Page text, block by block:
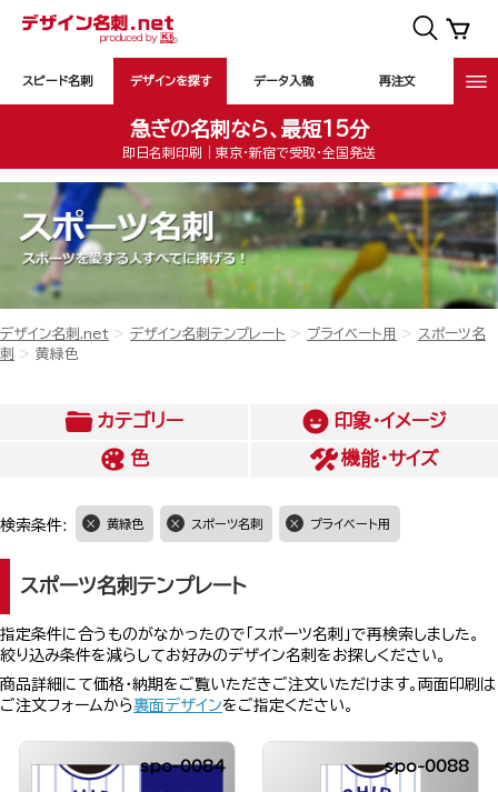
スピード名刺 デザインを探す データ入稿 再注文
急ぎの名刺なら、最短15分
即日名刺印刷｜東京・新宿で受取・全国発送
デザイン名刺.net デザイン名刺テンプレート プライベート用
スポーツ名
刺
黄緑色
カテゴリー
印象・イメージ
色
機能・サイズ
検索条件: 黄緑色 スポーツ名刺 プライベート用
スポーツ名刺テンプレート
指定条件に合うものがなかったので「スポーツ名刺」で再検索しました。
絞り込み条件を減らしてお好みのデザイン名刺をお探しください。
商品詳細にて価格・納期をご覧いただきご注文いただけます。両面印刷は
ご注文フォームから裏面デザインをご指定ください。
spo-0084 spo-0088